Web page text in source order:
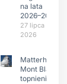
na lata
2026–2029
27 lipca
2026
Matterhorn i
Mont Blanc:
topnienie